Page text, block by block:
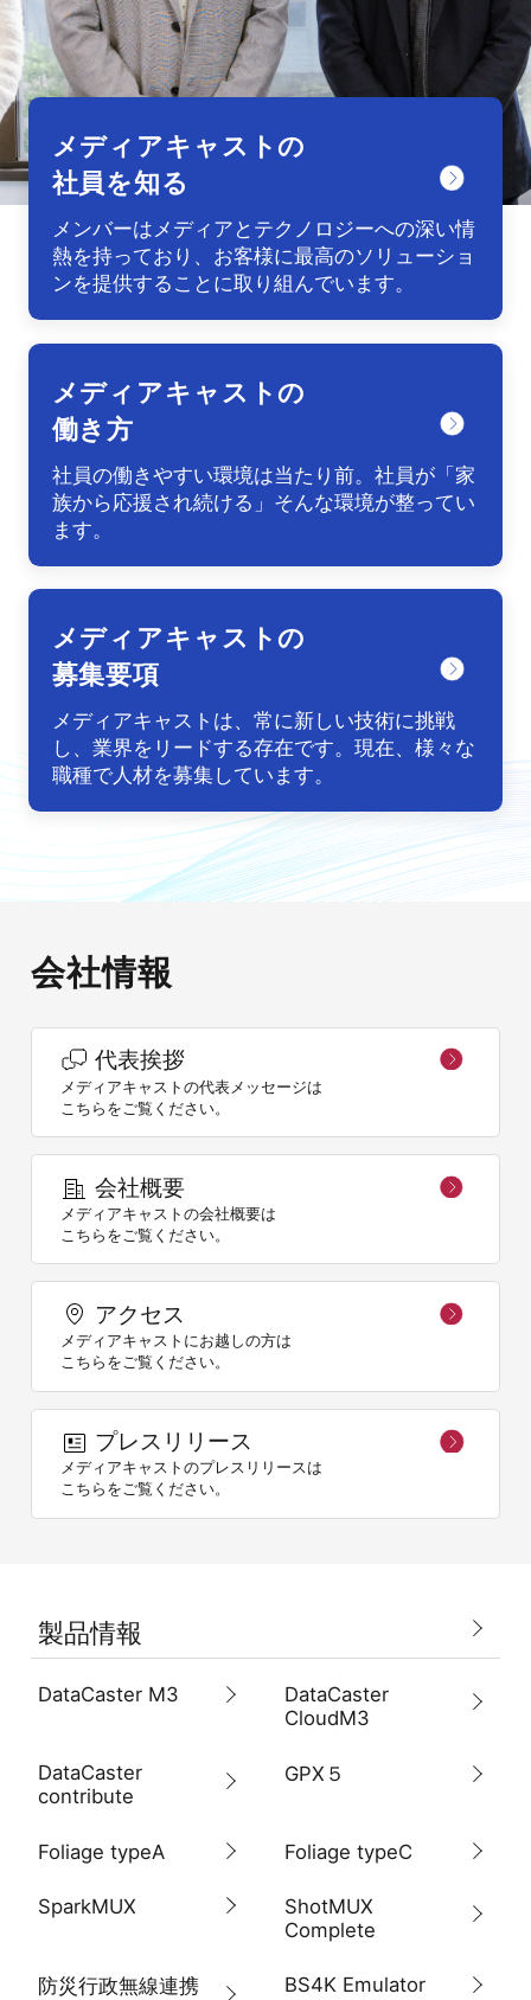
メディアキャストの
社員を知る
メンバーはメディアとテクノロジーへの深い情
熱を持っており、お客様に最高のソリューショ
ンを提供することに取り組んでいます。
メディアキャストの
働き方
社員の働きやすい環境は当たり前。社員が「家
族から応援され続ける」そんな環境が整ってい
ます。
メディアキャストの
募集要項
メディアキャストは、常に新しい技術に挑戦
し、業界をリードする存在です。現在、様々な
職種で人材を募集しています。
会社情報
代表挨拶
メディアキャストの代表メッセージは
こちらをご覧ください。
会社概要
メディアキャストの会社概要は
こちらをご覧ください。
アクセス
メディアキャストにお越しの方は
こちらをご覧ください。
プレスリリース
メディアキャストのプレスリリースは
こちらをご覧ください。
製品情報
DataCaster M3
DataCaster
CloudM3
DataCaster
contribute
GPX５
Foliage typeA Foliage typeC
SparkMUX
ShotMUX
Complete
防災行政無線連携
BS4K Emulator